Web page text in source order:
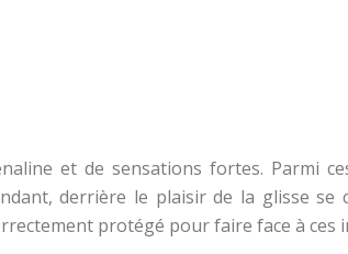
et de sensations fortes. Parmi
derrière le plaisir de la glisse se
protégé pour faire face à ces